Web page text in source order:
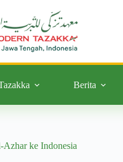
Berita
ke Indonesia